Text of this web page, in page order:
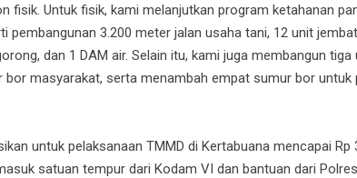
fisik. Untuk fisik, kami melanjutkan program ketahanan
pembangunan 3.200 meter jalan usaha tani, 12 unit
dan 1 DAM air. Selain itu, kami juga membangun tiga
bor masyarakat, serta menambah empat sumur bor untuk
untuk pelaksanaan TMMD di Kertabuana mencapai Rp
satuan tempur dari Kodam VI dan bantuan dari